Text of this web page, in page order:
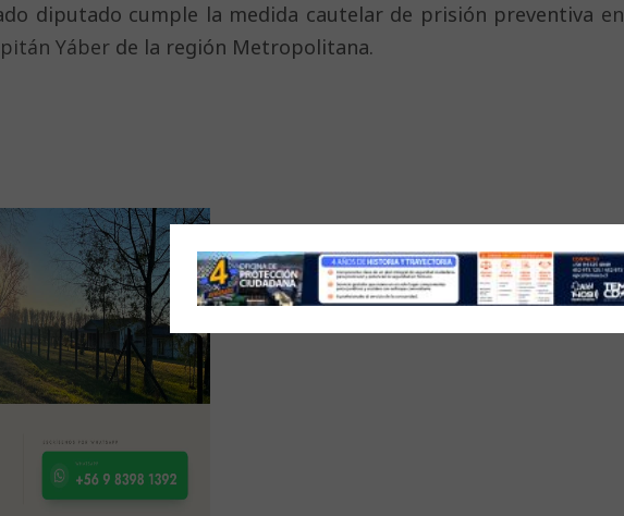
diputado cumple la medida cautelar de prisión preventiva en
Yáber de la región Metropolitana.